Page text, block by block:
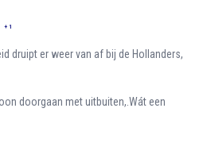
+ 1
druipt er weer van af bij de Hollanders,
doorgaan met uitbuiten,.Wát een